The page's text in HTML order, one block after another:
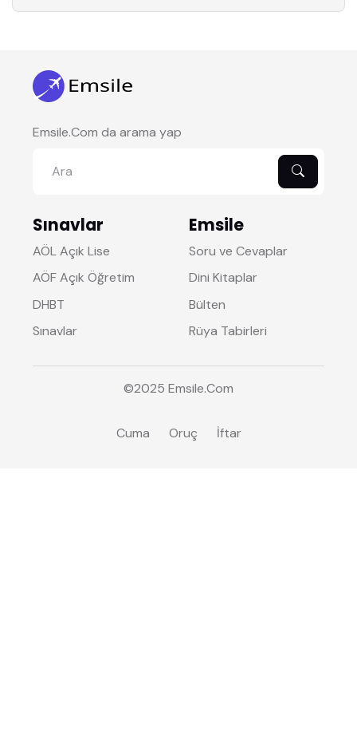
Emsile.Com da arama yap
Sınavlar
AÖL Açık Lise
AÖF Açık Öğretim
DHBT
Sınavlar
Emsile
Soru ve Cevaplar
Dini Kitaplar
Bülten
Rüya Tabirleri
©2025 Emsile.Com
Cuma Oruç İftar